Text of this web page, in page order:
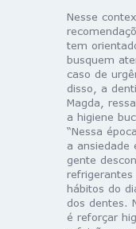
Nesse
tem
busquem
caso de
disso, a
Magda,
a higiene
“Nessa
a ansiedade
gente
refrigerantes
hábitos do
dos dentes.
é reforçar